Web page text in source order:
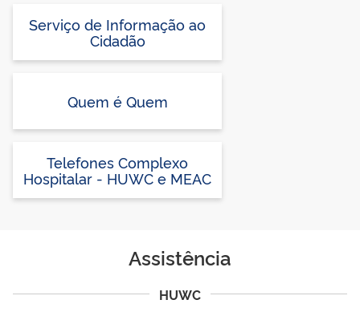
Serviço de Informação ao
Cidadão
Quem é Quem
Telefones Complexo
Hospitalar - HUWC e MEAC
Assistência
HUWC